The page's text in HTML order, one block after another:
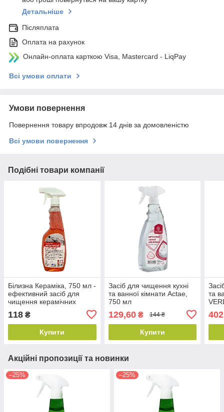
Детальніше
Післяплата
Оплата на рахунок
Онлайн-оплата карткою Visa, Mastercard - LiqPay
Всі умови оплати
Умови повернення
Повернення товару впродовж 14 днів за домовленістю
Всі умови повернення
Подібні товари компанії
Білизна Кераміка, 750 мл -
ефективний засіб для
чищення керамічних
118 ₴
Купити
Засіб для чищення кухні
та ванної кімнати Actae,
750 мл
129,60₴ 144 ₴
Купити
та
Акційні пропозиції та новинки
–25% –25%